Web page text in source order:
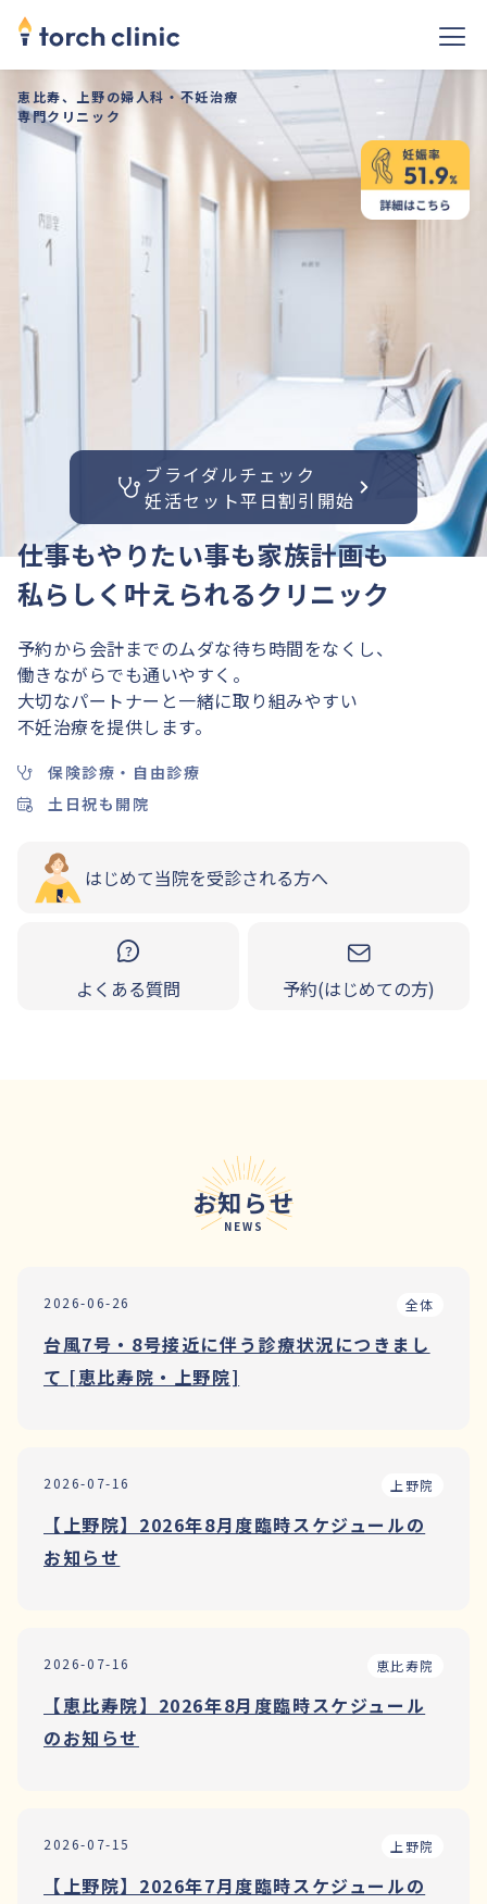
ブライダルチェック
妊活セット平日割引開始
恵比寿、上野の婦人科・不妊治療
専門クリニック
仕事もやりたい事も家族計画も
私らしく叶えられるクリニック
予約から会計までのムダな待ち時間をなくし、
働きながらでも通いやすく。
大切なパートナーと一緒に取り組みやすい
不妊治療を提供します。
保険診療・自由診療
土日祝も開院
はじめて当院を受診される方へ
よくある質問 予約(はじめての方)
お知らせ
NEWS
2026-06-26 全体
台風7号・8号接近に伴う診療状況につきまし
て [恵比寿院・上野院]
2026-07-16 上野院
【上野院】2026年8月度臨時スケジュールの
お知らせ
2026-07-16 恵比寿院
【恵比寿院】2026年8月度臨時スケジュール
のお知らせ
2026-07-15 上野院
【上野院】2026年7月度臨時スケジュールの